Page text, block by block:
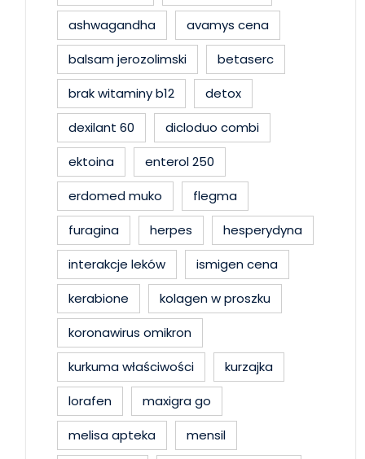
ashwagandha
avamys cena
balsam jerozolimski
betaserc
brak witaminy b12
detox
dexilant 60
dicloduo combi
ektoina
enterol 250
erdomed muko
flegma
furagina
herpes
hesperydyna
interakcje leków
ismigen cena
kerabione
kolagen w proszku
koronawirus omikron
kurkuma właściwości
kurzajka
lorafen
maxigra go
melisa apteka
mensil